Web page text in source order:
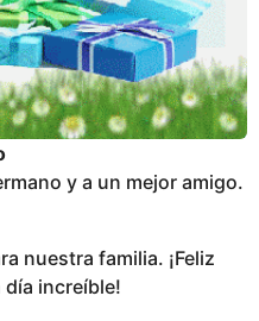
y a un mejor amigo.
nuestra familia. ¡Feliz
increíble!